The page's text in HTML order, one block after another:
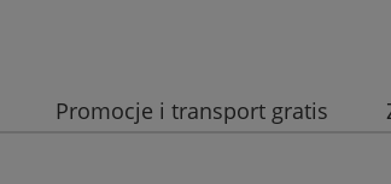
Promocje i transport gratis